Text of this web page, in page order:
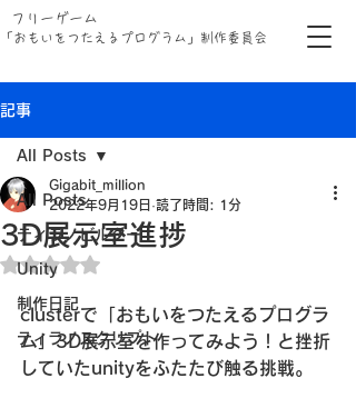
「おもいをつたえるプログラム」制作委員会
フリーゲーム
記事
All Posts
ティラノビルダー
Unity
制作日記
ティラノスクリプト
All Posts
3D展示室進捗
Gigabit_million
2022年9月19日 読了時間: 1分
5つ星のうちNaNと評価されています。
clusterで「おもいをつたえるプログラ
ム」3D展示室を作ってみよう！と挫折
していたunityをふたたび触る挑戦。